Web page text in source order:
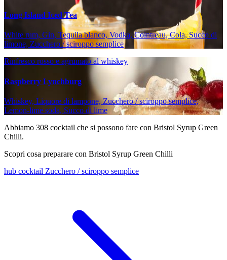
Long Island Iced Tea
White rum, Gin, Tequila blanco, Vodka, Cointreau, Cola, Succo di
limone, Zucchero / sciroppo semplice
Rinfresco rosso e agrumato al whiskey
Raspberry Lynchburg
Whiskey, Liquore di lampone, Zucchero / sciroppo semplice,
Lemon-lime soda, Succo di lime
Abbiamo 308 cocktail che si possono fare con Bristol Syrup Green
Chilli.
Scopri cosa preparare con Bristol Syrup Green Chilli
hub cocktail Zucchero / sciroppo semplice